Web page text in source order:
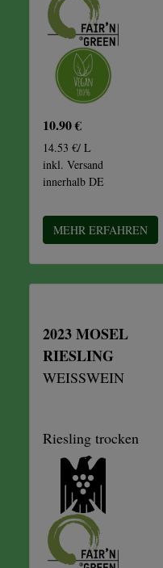
10.90 €
14.53 €/ L
inkl. Versand
innerhalb DE
MEHR ERFAHREN
2023 MOSEL
RIESLING
WEISSWEIN
Riesling trocken